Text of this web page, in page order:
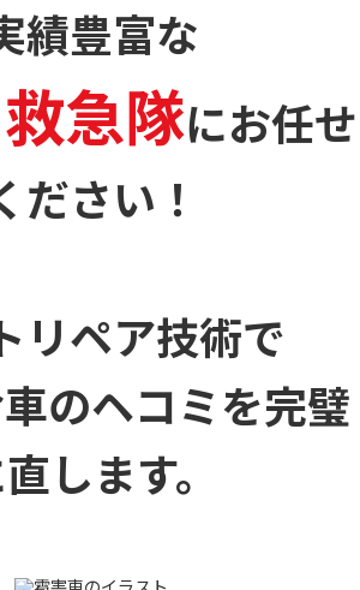
績豊富な
急隊にお任せ
ださい！
リペア技術で
のヘコミを完璧
します。